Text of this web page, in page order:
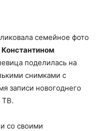
семейное фото
Константином
поделилась на
снимками с
записи новогоднего
ТВ.
со своими